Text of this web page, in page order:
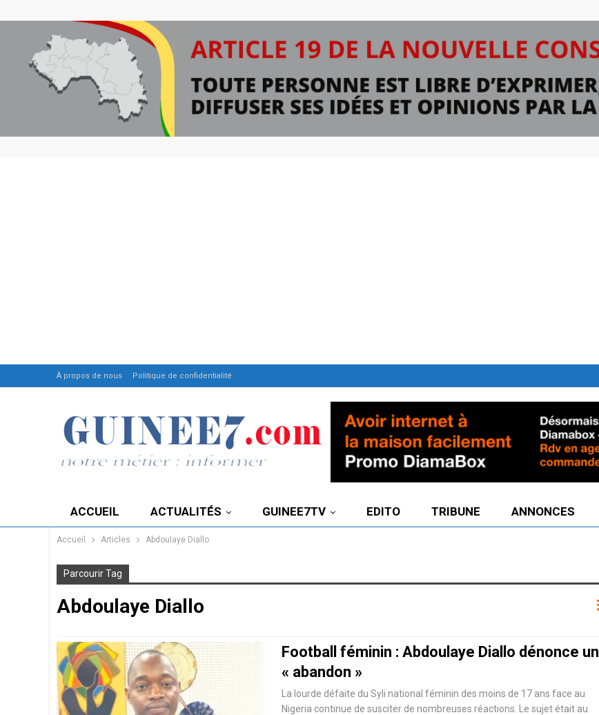
À propos de nous Politique de confidentialité
ACCUEIL ACTUALITÉS GUINEE7TV EDITO TRIBUNE ANNONCES
Accueil Articles Abdoulaye Diallo
Parcourir Tag
Abdoulaye Diallo
Football féminin : Abdoulaye Diallo dénonce un
« abandon »
La lourde défaite du Syli national féminin des moins de 17 ans face au
Nigeria continue de susciter de nombreuses réactions. Le sujet était au